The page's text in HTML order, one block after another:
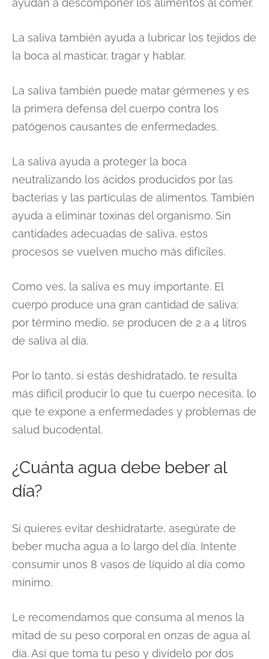
ayudan a descomponer los alimentos al comer.
La saliva también ayuda a lubricar los tejidos de
la boca al masticar, tragar y hablar.
La saliva también puede matar gérmenes y es
la primera defensa del cuerpo contra los
patógenos causantes de enfermedades.
La saliva ayuda a proteger la boca
neutralizando los ácidos producidos por las
bacterias y las partículas de alimentos. También
ayuda a eliminar toxinas del organismo. Sin
cantidades adecuadas de saliva, estos
procesos se vuelven mucho más difíciles.
Como ves, la saliva es muy importante. El
cuerpo produce una gran cantidad de saliva:
por término medio, se producen de 2 a 4 litros
de saliva al día.
Por lo tanto, si estás deshidratado, te resulta
más difícil producir lo que tu cuerpo necesita, lo
que te expone a enfermedades y problemas de
salud bucodental.
¿Cuánta agua debe beber al
día?
Si quieres evitar deshidratarte, asegúrate de
beber mucha agua a lo largo del día. Intente
consumir unos 8 vasos de líquido al día como
mínimo.
Le recomendamos que consuma al menos la
mitad de su peso corporal en onzas de agua al
día. Así que toma tu peso y divídelo por dos